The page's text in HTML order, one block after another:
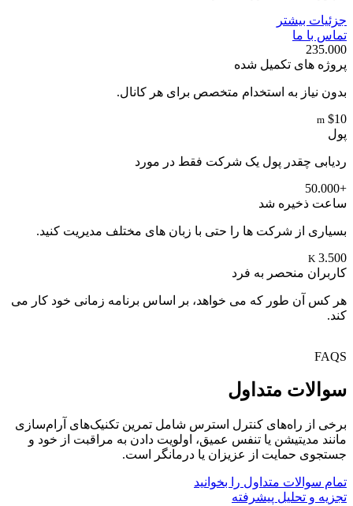
جزئیات بیشتر
تماس با ما
235.000
پروژه های تکمیل شده
بدون نیاز به استخدام متخصص برای هر کانال.
$10
m
پول
ردیابی چقدر پول یک شرکت فقط در مورد
+50.000
ساعت ذخیره شد
بسیاری از شرکت ها را حتی با زبان های مختلف مدیریت کنید.
3.500
K
کاربران منحصر به فرد
هر کس آن طور که می خواهد، بر اساس برنامه زمانی خود کار می
کند.
FAQS
سوالات متداول
برخی از راه‌های کنترل استرس شامل تمرین تکنیک‌های آرام‌سازی
مانند مدیتیشن یا تنفس عمیق، اولویت دادن به مراقبت از خود و
جستجوی حمایت از عزیزان یا درمانگر است.
تمام سوالات متداول را بخوانید
تجزیه و تحلیل پیشرفته